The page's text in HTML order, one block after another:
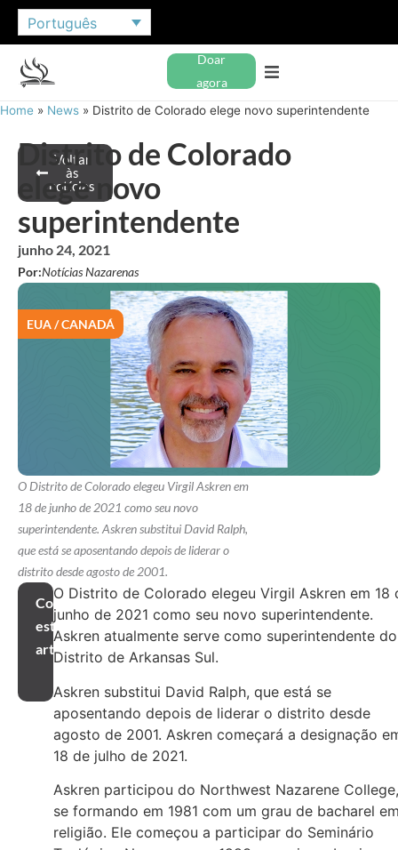
Português
Doar
agora
Home » News » Distrito de Colorado elege novo superintendente
Voltar
às
notícias
Distrito de Colorado
elege novo
superintendente
junho 24, 2021
Por:Notícias Nazarenas
EUA / CANADÁ
O Distrito de Colorado elegeu Virgil Askren em
18 de junho de 2021 como seu novo
superintendente. Askren substitui David Ralph,
que está se aposentando depois de liderar o
distrito desde agosto de 2001.
Compartilhar
este
artigo
O Distrito de Colorado elegeu Virgil Askren em 18
junho de 2021 como seu novo superintendente.
Askren atualmente serve como superintendente do
Distrito de Arkansas Sul.
Askren substitui David Ralph, que está se
aposentando depois de liderar o distrito desde
agosto de 2001. Askren começará a designação
18 de julho de 2021.
Askren participou do Northwest Nazarene College,
se formando em 1981 com um grau de bacharel
religião. Ele começou a participar do Seminário